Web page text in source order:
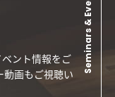
ント情報をご
動画もご視聴い
Seminars & Events